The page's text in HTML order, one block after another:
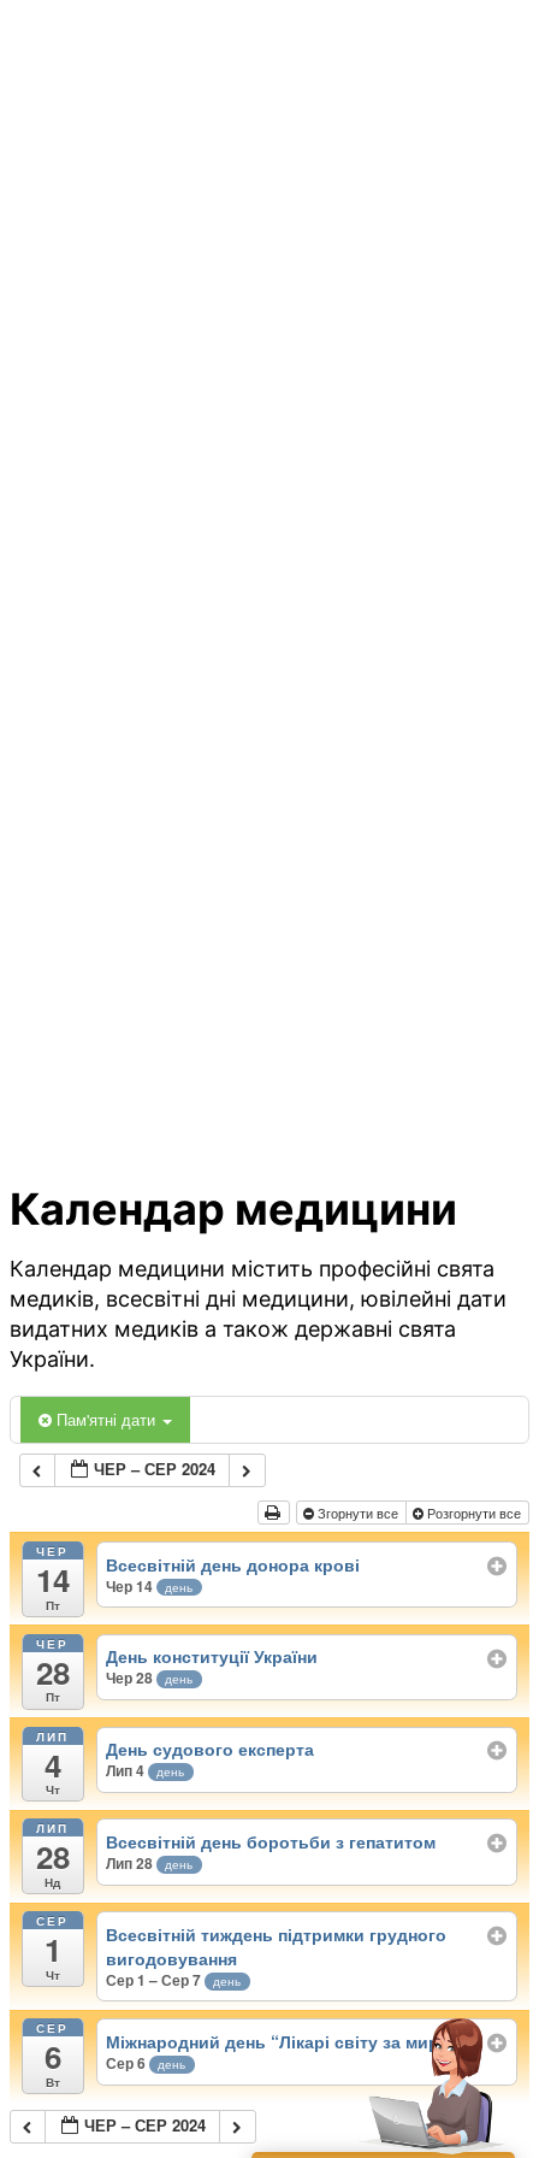
Календар медицини
Календар медицини містить професійні свята
медиків, всесвітні дні медицини, ювілейні дати
видатних медиків а також державні свята
України.
Пам'ятні дати
ЧЕР – СЕР 2024
Згорнути все Розгорнути все
ЧЕР
14
Пт
Всесвітній день донора крові
Чер 14 день
ЧЕР
28
Пт
День конституції України
Чер 28 день
ЛИП
4
Чт
День судового експерта
Лип 4 день
ЛИП
28
Нд
Всесвітній день боротьби з гепатитом
Лип 28 день
СЕР
1
Чт
Всесвітній тиждень підтримки грудного
вигодовування
Сер 1 – Сер 7 день
СЕР
6
Вт
Міжнародний день “Лікарі світу за мир”
Сер 6 день
ЧЕР – СЕР 2024